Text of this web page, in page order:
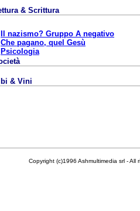
& Scrittura
Il nazismo? Gruppo A negativo
Che pagano, quel Gesù
Psicologia
& Vini
Ashmultimedia srl - All